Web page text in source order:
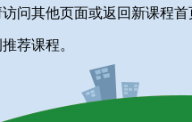
问其他页面或返回新课程首
荐课程。